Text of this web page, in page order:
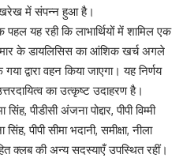
में संपन्न हुआ है।
यह रही कि लाभार्थियों में शामिल एक
के डायलिसिस का आंशिक खर्च अगले
द्वारा वहन किया जाएगा। यह निर्णय
का उत्कृष्ट उदाहरण है।
पीडीसी अंजना पोद्दार, पीपी विम्मी
सिंह, पीपी सीमा भदानी, समीक्षा, नीला
क्लब की अन्य सदस्याएँ उपस्थित रहीं।